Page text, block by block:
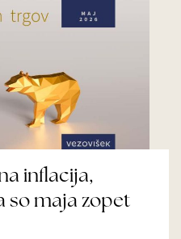
inflacija,
so maja zopet